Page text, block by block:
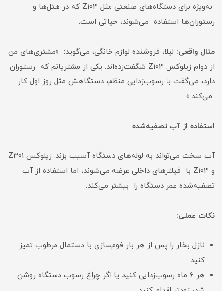
به‌ویژه برای دستگاه‌های صنعتی مثل Z103 که در هتل‌ها و
رستوران‌ها استفاده می‌شوند، حیاتی است.
مثال واقعی: لیلا، فروشنده لوازم خانگی، می‌گوید: «مشتری‌های من
از دوام زیلوکس Z103 شگفت‌زده‌اند. یکی از مشتریانم که رستوران
دارد، می‌گفت با رسوب‌زدایی منظم، دستگاهش مثل روز اول کار
می‌کند.»
استفاده از آب تصفیه‌شده
آب سخت می‌تواند به لوله‌های دستگاه آسیب بزند. زیلوکس Z301
و Z103 با فیلترهای داخلی عرضه می‌شوند، اما استفاده از آب
تصفیه‌شده عمر دستگاه را بیشتر می‌کند.
نکات عملی:
نازل بخار را پس از هر بار فوم‌سازی با دستمال مرطوب تمیز
کنید.
هر 6 ماه رسوب‌زدایی کنید یا اگر چراغ رسوب دستگاه روشن